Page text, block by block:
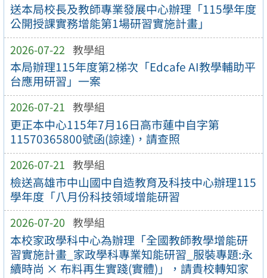
送本局校長及教師專業發展中心辦理「115學年度
公開授課實務增能第1場研習實施計畫」
2026-07-22 教學組
本局辦理115年度第2梯次「Edcafe AI教學輔助平
台應用研習」一案
2026-07-21 教學組
更正本中心115年7月16日高市蓮中自字第
11570365800號函(諒達)，請查照
2026-07-21 教學組
檢送高雄市中山國中自造教育及科技中心辦理115
學年度「八月份科技領域增能研習
2026-07-20 教學組
本校家政學科中心為辦理「全國教師教學增能研
習實施計畫_家政學科專業知能研習_服裝專題:永
續時尚 × 布料再生實踐(實體)」，請貴校轉知家